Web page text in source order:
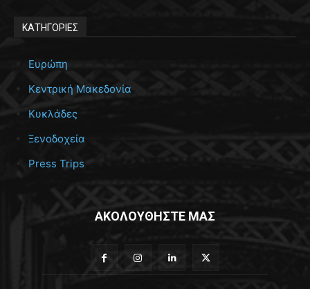
ΚΑΤΗΓΟΡΙΕΣ
Ευρώπη
Κεντρική Μακεδονία
Κυκλάδες
Ξενοδοχεία
Press Trips
ΑΚΟΛΟΥΘΗΣΤΕ ΜΑΣ